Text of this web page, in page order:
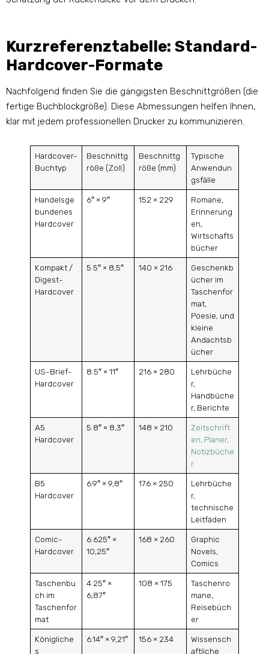
Kurzreferenztabelle: Standard-
Hardcover-Formate
Nachfolgend finden Sie die gängigsten Beschnittgrößen (die
fertige Buchblockgröße). Diese Abmessungen helfen Ihnen,
klar mit jedem professionellen Drucker zu kommunizieren.
Hardcover-
Buchtyp
Beschnittg
röße (Zoll)
Beschnittg
röße (mm)
Typische
Anwendun
gsfälle
Handelsge
bundenes
Hardcover
6″ × 9″ 152 × 229
Romane,
Erinnerung
en,
Wirtschafts
bücher
Kompakt /
Digest-
Hardcover
5.5″ × 8,5″ 140 × 216
Geschenkb
ücher im
Taschenfor
mat,
Poesie, und
kleine
Andachtsb
ücher
US-Brief-
Hardcover
8.5″ × 11″ 216 × 280
Lehrbüche
r,
Handbüche
r, Berichte
A5
Hardcover
5.8″ × 8,3″ 148 × 210
Zeitschrift
en, Planer,
Notizbüche
r
B5
Hardcover
6.9″ × 9,8″ 176 × 250
Lehrbüche
r,
technische
Leitfäden
Comic-
Hardcover
6.625″ ×
10,25″
168 × 260
Graphic
Novels,
Comics
Taschenbu
ch im
Taschenfor
mat
4.25″ ×
6,87″
108 × 175
Taschenro
mane,
Reisebüch
er
Königliche
s
6.14″ × 9,21″ 156 × 234
Wissensch
aftliche